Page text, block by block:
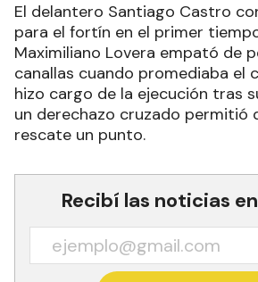
El delantero Santiago Castro
para el fortín en el primer
Maximiliano Lovera empató de
canallas cuando promediaba el
hizo cargo de la ejecución tras
un derechazo cruzado permitió
rescate un punto.
Recibí las noticias